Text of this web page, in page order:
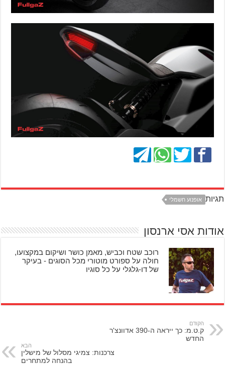
תגיות אופנוע חשמלי
אודות אסי ארנסון
רוכב שטח וכביש, מאמן כושר ושיקום במקצועו,
חולה על ספורט מוטורי מכל הסוגים - בעיקר
של דו-גלגלי על כל סוגיו
הקודם
ק.ט.מ: כך ייראה ה-390 אדוונצ'ר
החדש
הבא
צרכנות: צמיגי מסלול של מישלין
בהנחה למתחרים